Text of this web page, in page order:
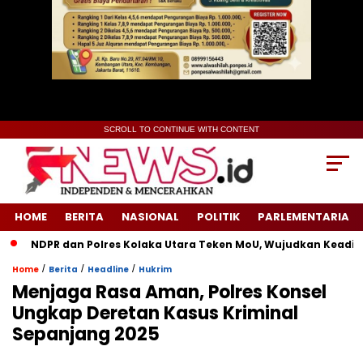
SCROLL TO CONTINUE WITH CONTENT
HOME BERITA NASIONAL POLITIK PARLEMENTARIA
NDPR dan Polres Kolaka Utara Teken MoU, Wujudkan Keadilan
Home / Berita / Headline / Hukrim
Menjaga Rasa Aman, Polres Konsel
Ungkap Deretan Kasus Kriminal
Sepanjang 2025